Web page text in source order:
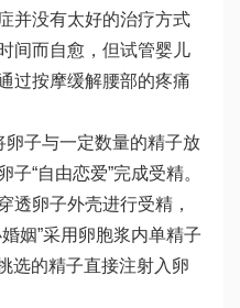
并没有太好的治疗方式
间而自愈，但试管婴儿
过按摩缓解腰部的疼痛
子与一定数量的精子放
“自由恋爱”完成受精。
透卵子外壳进行受精，
姻”采用卵胞浆内单精子
选的精子直接注射入卵